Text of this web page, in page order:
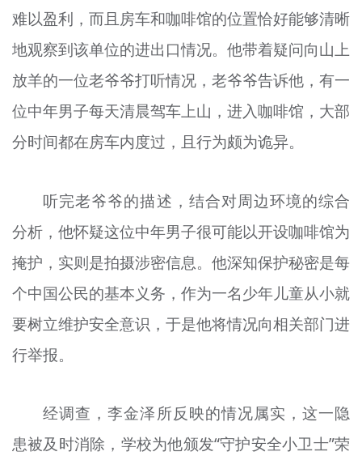
难以盈利，而且房车和咖啡馆的位置恰好能够清晰
地观察到该单位的进出口情况。他带着疑问向山上
放羊的一位老爷爷打听情况，老爷爷告诉他，有一
位中年男子每天清晨驾车上山，进入咖啡馆，大部
分时间都在房车内度过，且行为颇为诡异。
听完老爷爷的描述，结合对周边环境的综合
分析，他怀疑这位中年男子很可能以开设咖啡馆为
掩护，实则是拍摄涉密信息。他深知保护秘密是每
个中国公民的基本义务，作为一名少年儿童从小就
要树立维护安全意识，于是他将情况向相关部门进
行举报。
经调查，李金泽所反映的情况属实，这一隐
患被及时消除，学校为他颁发“守护安全小卫士”荣